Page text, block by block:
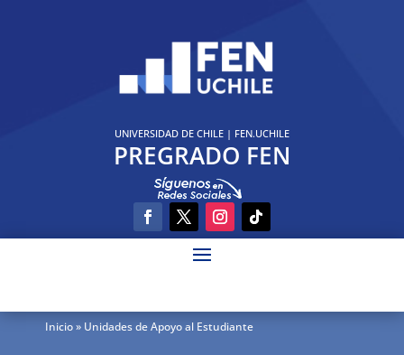
UNIVERSIDAD DE CHILE| FEN.UCHILE
PREGRADO FEN
Inicio» Unidades de Apoyo al Estudiante